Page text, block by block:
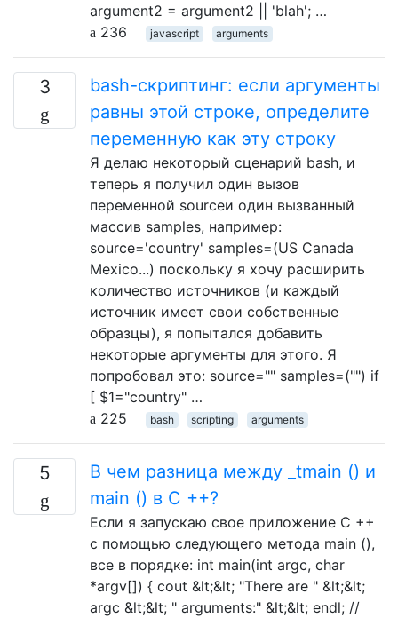
argument2 = argument2 || 'blah'; …
236
javascript arguments
3
bash-скриптинг: если аргументы
равны этой строке, определите
переменную как эту строку
Я делаю некоторый сценарий bash, и
теперь я получил один вызов
переменной sourceи один вызванный
массив samples, например:
source='country' samples=(US Canada
Mexico...) поскольку я хочу расширить
количество источников (и каждый
источник имеет свои собственные
образцы), я попытался добавить
некоторые аргументы для этого. Я
попробовал это: source="" samples=("") if
[ $1="country" …
225
bash scripting arguments
5
В чем разница между _tmain () и
main () в C ++?
Если я запускаю свое приложение C ++
с помощью следующего метода main (),
все в порядке: int main(int argc, char
*argv[]) { cout &lt;&lt; "There are " &lt;&lt;
argc &lt;&lt; " arguments:" &lt;&lt; endl; //